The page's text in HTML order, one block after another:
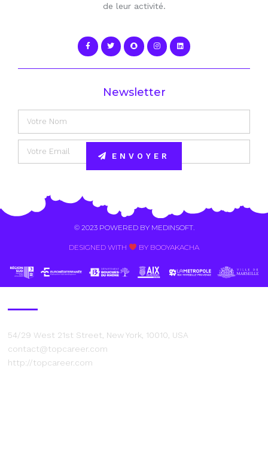
de leur activité.
Newsletter
ENVOYER
© 2023 POWERED BY MEDINSOFT.
DESIGNED WITH BY BOOYAKACHA​
54/29 West 21st Street, New York, 10010, USA
contact@topcareer.com
http://topcareer.com